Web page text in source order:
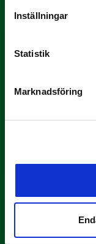
Inställningar
Statistik
Marknadsföring
Lagerlöf tar